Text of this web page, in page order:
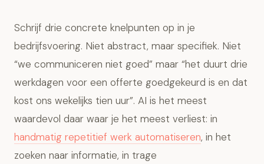
Schrijf drie concrete knelpunten op in je
bedrijfsvoering. Niet abstract, maar specifiek. Niet
“we communiceren niet goed” maar “het duurt drie
werkdagen voor een offerte goedgekeurd is en dat
kost ons wekelijks tien uur”. AI is het meest
waardevol daar waar je het meest verliest: in
handmatig repetitief werk automatiseren, in het
zoeken naar informatie, in trage